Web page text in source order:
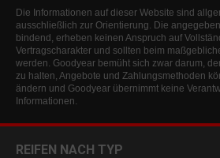
Die Informationen auf dieser Website sind
ausschließlich zur Orientierung. Die
bindend, erheben keinen Anspruch auf
Vertragscharakter und sollten beim
werden. Goodyear bemüht sich zwar darum,
zu halten, Angebote und Zahlungsmethoden
ändern und Goodyear übernimmt keine
Informationen.
REIFEN NACH TYP